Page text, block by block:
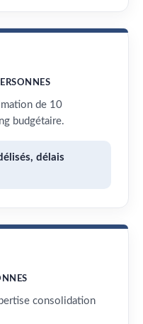
de 10
budgétaire.
délais
consolidation